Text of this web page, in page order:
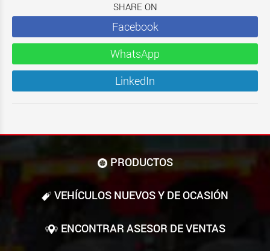
SHARE ON
Facebook
WhatsApp
LinkedIn
PRODUCTOS
VEHÍCULOS NUEVOS Y DE OCASIÓN
ENCONTRAR ASESOR DE VENTAS